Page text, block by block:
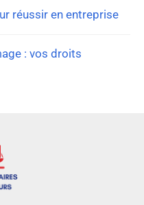
réussir en entreprise
: vos droits